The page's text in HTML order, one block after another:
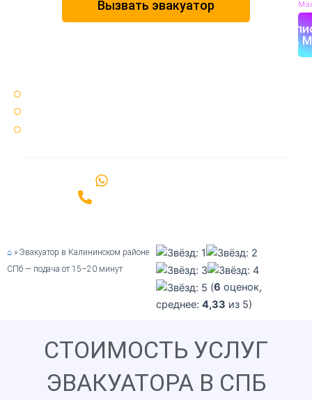
Вызвать эвакуатор
в
⌂ » Эвакуатор в Калининском районе
СПб — подача от 15–20 минут
(6 оценок,
среднее: 4,33 из 5)
СТОИМОСТЬ УСЛУГ
ЭВАКУАТОРА В СПБ